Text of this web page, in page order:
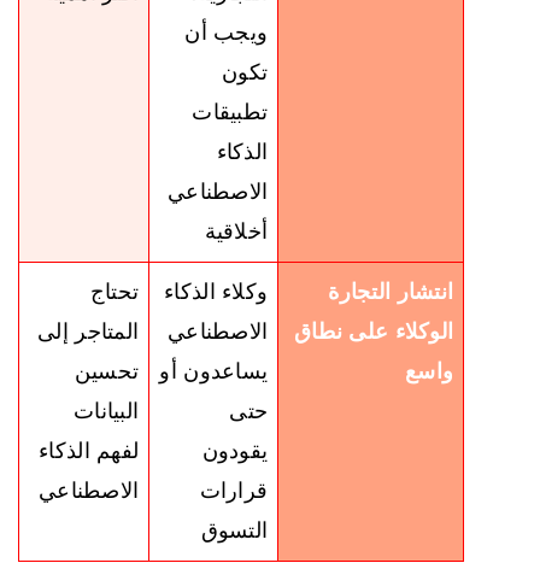
ويجب أن
تكون
تطبيقات
الذكاء
الاصطناعي
أخلاقية
انتشار التجارة
الوكلاء على نطاق
واسع
وكلاء الذكاء
الاصطناعي
يساعدون أو
حتى
يقودون
قرارات
التسوق
تحتاج
المتاجر إلى
تحسين
البيانات
لفهم الذكاء
الاصطناعي